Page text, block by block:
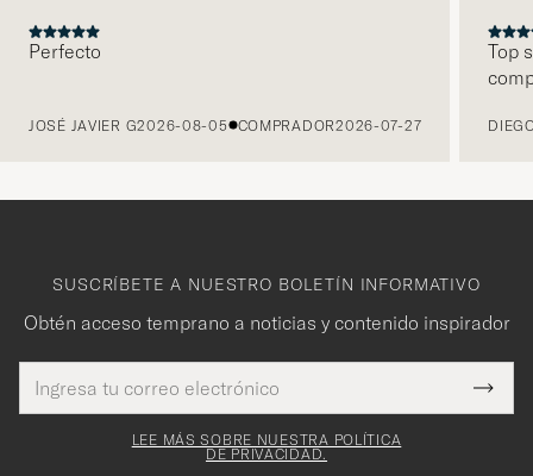
Perfecto
JOSÉ JAVIER G2026-08-05 COMPRADOR2026-07-27
Top
SUSCRÍBETE A NUESTRO BOLETÍN INFORMATIVO
Obtén acceso temprano a noticias y contenido inspirador
de
correo
Este
es
¡Gracias
por
suscribirteLEE MÁS SOBRE NUESTRA POLÍTICA
DE PRIVACIDAD.